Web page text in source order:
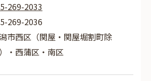
269-2033
269-2036
市西区（関屋・関屋堀割町除
・西蒲区・南区